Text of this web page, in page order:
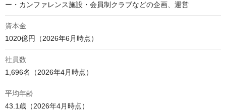
ー・カンファレンス施設・会員制クラブなどの企画、運営
資本金
1020億円（2026年6月時点）
社員数
1,696名（2026年4月時点）
平均年齢
43.1歳（2026年4月時点）